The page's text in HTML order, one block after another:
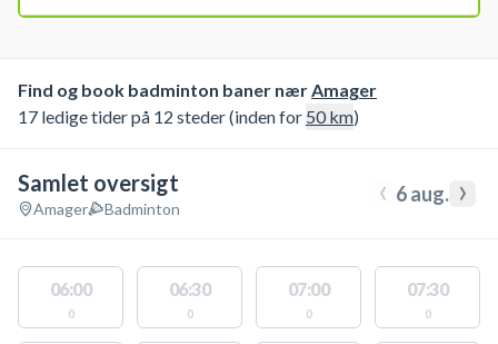
Find og book badminton baner nærAmager
17 ledige tider på 12 steder (inden for 50km)
Samlet oversigt
Amager Badminton ‹ 6 aug. ›
06:00
0
06:30
0
07:00
0
07:30
0